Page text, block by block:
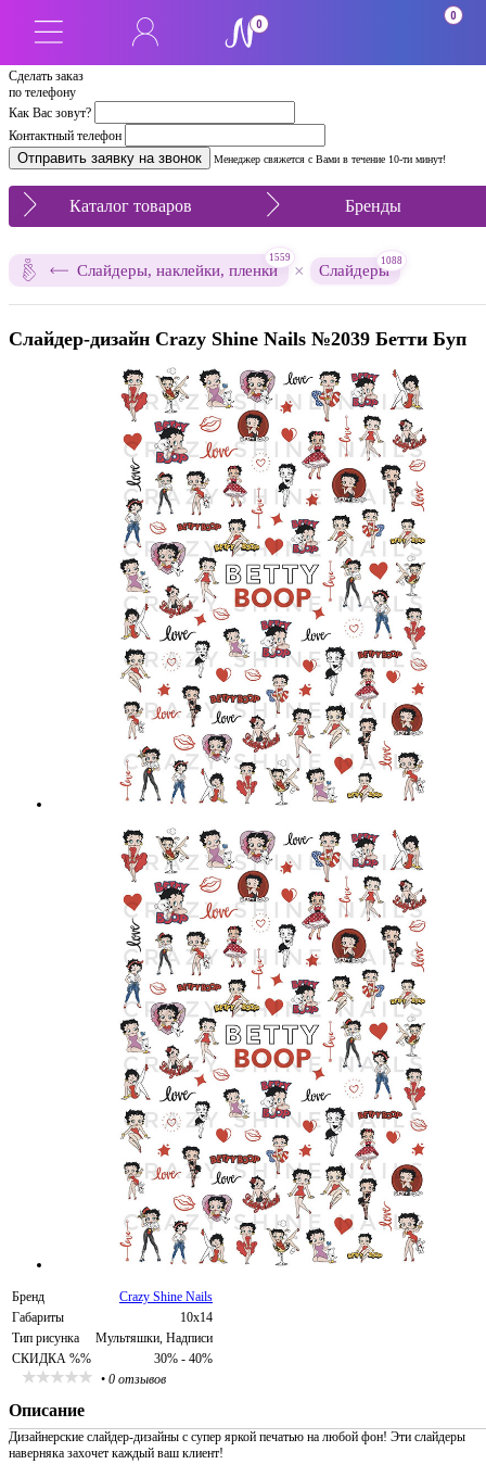
Сделать заказ
по телефону
Как Вас зовут?
Контактный телефон
Менеджер свяжется с Вами в течение 10-ти минут!
0
0
Каталог товаров Бренды
Слайдеры, наклейки, пленки
1559
× Слайдеры
1088
Слайдер-дизайн Crazy Shine Nails №2039 Бетти Буп
Бренд
Crazy Shine Nails
Габариты
10х14
Тип рисунка
Мультяшки, Надписи
СКИДКА %%
30% - 40%
• 0 отзывов
Описание
Дизайнерские слайдер-дизайны с супер яркой печатью на любой фон! Эти слайдеры
наверняка захочет каждый ваш клиент!